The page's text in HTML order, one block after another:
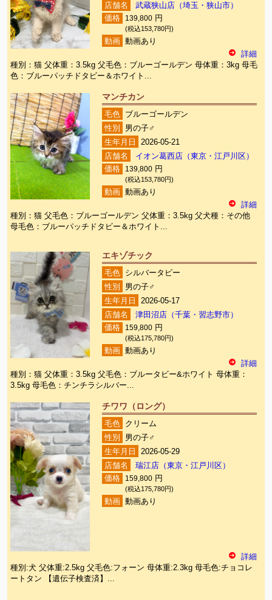
店舗名
武蔵狭山店（埼玉・狭山市）
価格
139,800 円
(税込153,780円)
動画
動画あり
詳細
種別：猫 父体重：3.5kg 父毛色：ブルーゴールデン 母体重：3kg 母毛
色：ブルーパッチドタビー＆ホワイト...
マンチカン
毛色
ブルーゴールデン
性別
男の子♂
生年月日
2026-05-21
店舗名
イオン葛西店（東京・江戸川区）
価格
139,800 円
(税込153,780円)
動画
動画あり
詳細
種別：猫 父毛色：ブルーゴールデン 父体重：3.5kg 父犬種：その他
母毛色：ブルーパッチドタビー＆ホワイト...
エキゾチック
毛色
シルバータビー
性別
男の子♂
生年月日
2026-05-17
店舗名
津田沼店（千葉・習志野市）
価格
159,800 円
(税込175,780円)
動画
動画あり
詳細
種別：猫 父体重：3.5kg 父毛色：ブルータビー&ホワイト 母体重：
3.5kg 母毛色：チンチラシルバー...
チワワ（ロング）
毛色
クリーム
性別
男の子♂
生年月日
2026-05-29
店舗名
瑞江店（東京・江戸川区）
価格
159,800 円
(税込175,780円)
動画 動画あり
詳細
種別:犬 父体重:2.5kg 父毛色:フォーン 母体重:2.3kg 母毛色:チョコレ
ートタン 【遺伝子検査済】...